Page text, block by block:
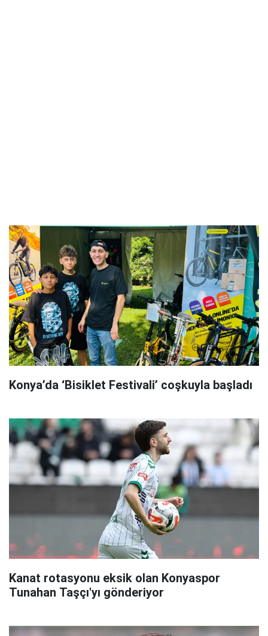
Konya’da ‘Bisiklet Festivali’ coşkuyla başladı
Kanat rotasyonu eksik olan Konyaspor
Tunahan Taşçı'yı gönderiyor